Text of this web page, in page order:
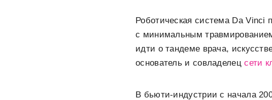
Роботическая система Da Vinci
с минимальным
идти о тандеме врача,
основатель и совладелецсети
В бьюти-индустрии с начала